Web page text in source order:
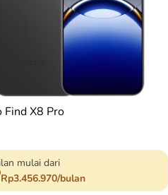
Find X8 Pro
mulai dari
Rp3.456.970/bulan